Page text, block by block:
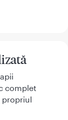
complet
propriul